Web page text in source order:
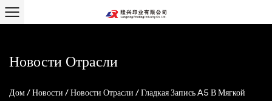
Новости Отрасли
Дом / Новости / Новости Отрасли / Гладкая Запись A5 В Мягкой